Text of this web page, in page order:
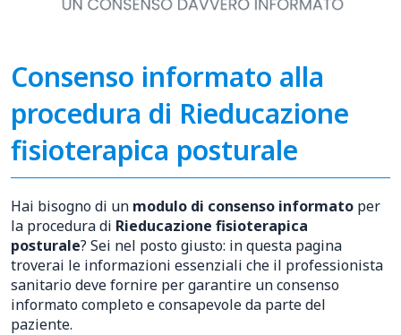
Consenso informato alla
procedura di Rieducazione
fisioterapica posturale
Hai bisogno di un modulo di consenso informato per
la procedura di Rieducazione fisioterapica
posturale? Sei nel posto giusto: in questa pagina
troverai le informazioni essenziali che il professionista
sanitario deve fornire per garantire un consenso
informato completo e consapevole da parte del
paziente.